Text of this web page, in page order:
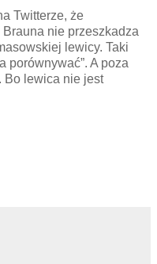
Twitterze, że
nie przeszkadza
lewicy. Taki
porównywać”. A poza
Bo lewica nie jest